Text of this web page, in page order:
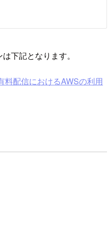
下記となります。
料配信におけるAWSの利用